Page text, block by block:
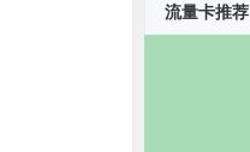
流量卡推荐